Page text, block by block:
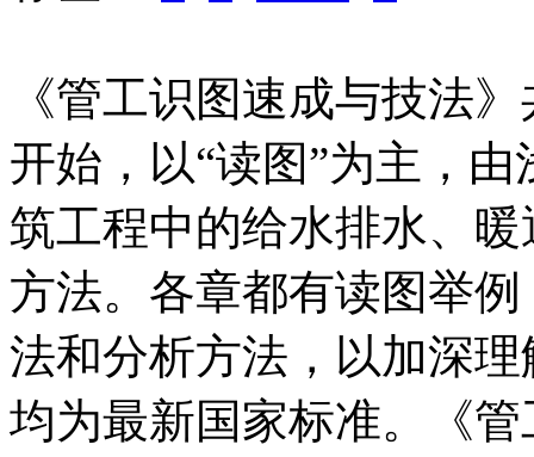
《管工识图速成与技法
开始，以“读图”为主，
筑工程中的给水排水、
方法。各章都有读图举
法和分析方法，以加深
均为最新国家标准。《